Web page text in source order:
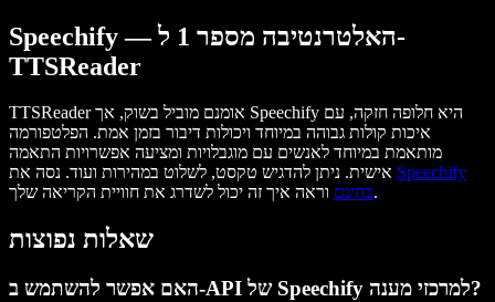
Speechify — האלטרנטיבה מספר 1 ל-
TTSReader
TTSReader אומנם מוביל בשוק, אך Speechify היא חלופה חזקה, עם
איכות קולות גבוהה במיוחד ויכולות דיבור בזמן אמת. הפלטפורמה
מותאמת במיוחד לאנשים עם מוגבלויות ומציעה אפשרויות התאמה
Speechify
בחינםוראה איך זה יכול לשדרג את חוויית הקריאה שלך.
שאלות נפוצות
האם אפשר להשתמש ב-API של Speechify למרכזי מענה?